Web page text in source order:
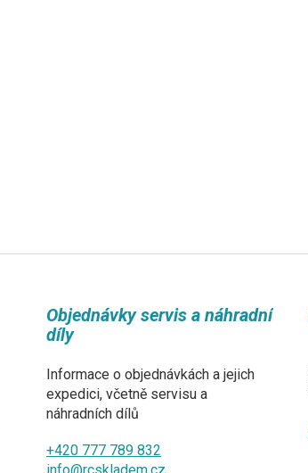
Objednávky servis a náhradní
díly
Informace o objednávkách a jejich
expedici, včetně servisu a
náhradních dílů
+420 777 789 832
info@rcskladem.cz